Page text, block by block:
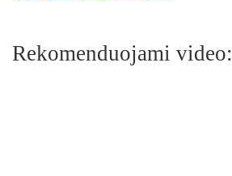
Rekomenduojami video: